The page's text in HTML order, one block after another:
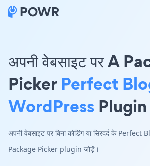
अपनी वेबसाइट पर A
PickerPerfect
WordPress Plugin
अपनी वेबसाइट पर बिना कोडिंग या सिरदर्द के
Package Picker plugin जोड़ें।